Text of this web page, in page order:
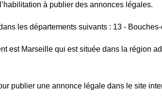
à publier des annonces légales.
les départements suivants : 13 -
est Marseille qui est située dans la région
publier une annonce légale dans le site